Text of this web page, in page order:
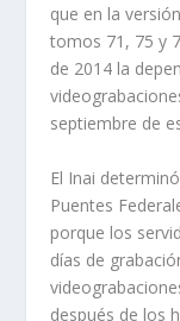
que en la
tomos 71, 75 y
de 2014 la
septiembre de
El Inai
Puentes
porque los
días de
después de los